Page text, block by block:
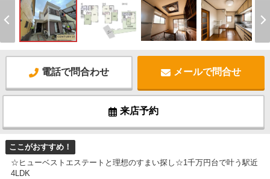
電話で問合わせ メールで問合せ
来店予約
ここがおすすめ！
☆ヒューベストエステートと理想のすまい探し☆1千万円台で叶う駅近
4LDK